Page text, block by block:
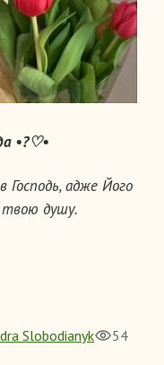
•?♡•
Господь, адже Його
твою душу.
Slobodianyk
54